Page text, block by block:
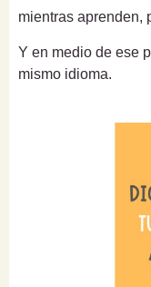
mientras aprenden,
Y en medio de ese
mismo idioma.